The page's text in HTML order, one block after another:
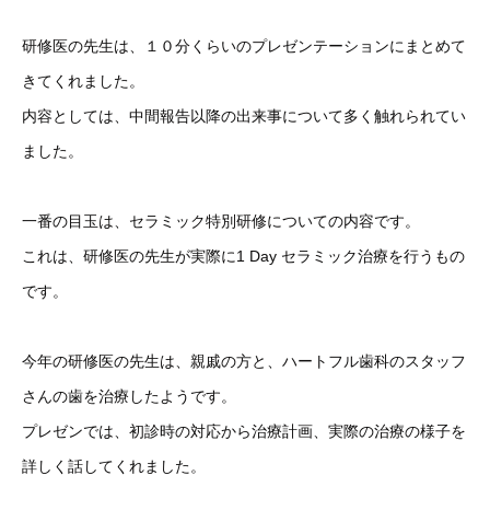
研修医の先生は、１０分くらいのプレゼンテーションにまとめて
きてくれました。
内容としては、中間報告以降の出来事について多く触れられてい
ました。
一番の目玉は、セラミック特別研修についての内容です。
これは、研修医の先生が実際に1 Day セラミック治療を行うもの
です。
今年の研修医の先生は、親戚の方と、ハートフル歯科のスタッフ
さんの歯を治療したようです。
プレゼンでは、初診時の対応から治療計画、実際の治療の様子を
詳しく話してくれました。